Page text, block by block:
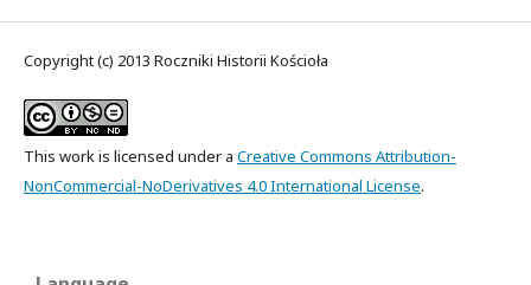
Copyright (c) 2013 Roczniki Historii Kościoła
This work is licensed under a Creative Commons Attribution-
NonCommercial-NoDerivatives 4.0 International License.